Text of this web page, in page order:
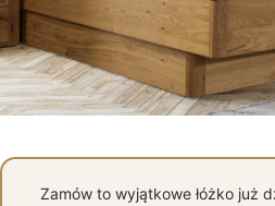
Zamów to wyjątkowe łóżko już